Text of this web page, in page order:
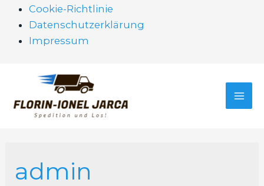
Cookie-Richtlinie
Datenschutzerklärung
Impressum
springen
admin